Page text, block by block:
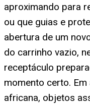
aproximando para
ou que guias e
abertura de um
do carrinho vazio,
receptáculo
momento certo.
africana, objetos